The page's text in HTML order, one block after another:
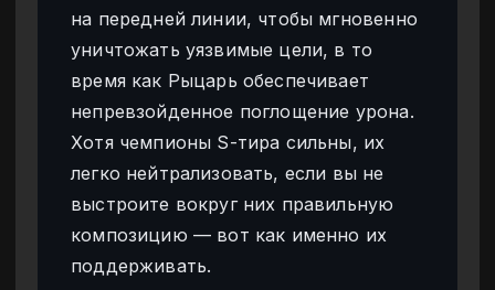
на передней линии, чтобы мгновенно
уничтожать уязвимые цели, в то
время как Рыцарь обеспечивает
непревзойденное поглощение урона.
Хотя чемпионы S-тира сильны, их
легко нейтрализовать, если вы не
выстроите вокруг них правильную
композицию — вот как именно их
поддерживать.